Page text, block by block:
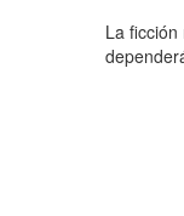
La